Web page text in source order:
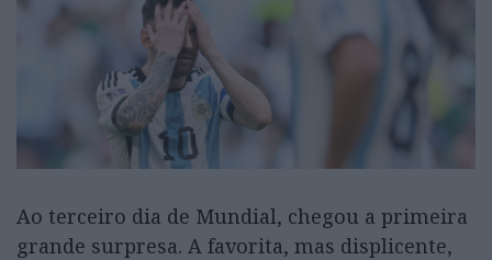
Ao terceiro dia de Mundial, chegou a primeira
grande surpresa. A favorita, mas displicente,